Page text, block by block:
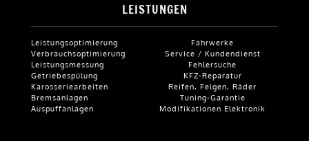
LEISTUNGEN
Leistungsoptimierung
Verbrauchsoptimierung
Leistungsmessung
Getriebespülung
Karosseriearbeiten
Bremsanlagen
Auspuffanlagen
Fahrwerke
Service / Kundendienst
Fehlersuche
KFZ-Reparatur
Reifen, Felgen, Räder
Tuning-Garantie
Modifikationen Elektronik